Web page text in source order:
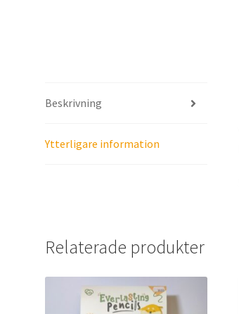
Beskrivning
Ytterligare information
Relaterade produkter